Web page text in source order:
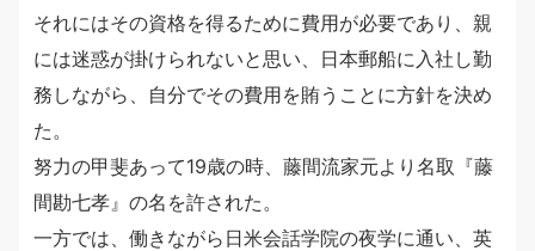
それにはその資格を得るために費用が必要であり、親
には迷惑が掛けられないと思い、日本郵船に入社し勤
務しながら、自分でその費用を賄うことに方針を決め
た。
努力の甲斐あって19歳の時、藤間流家元より名取『藤
間勘七孝』の名を許された。
一方では、働きながら日米会話学院の夜学に通い、英